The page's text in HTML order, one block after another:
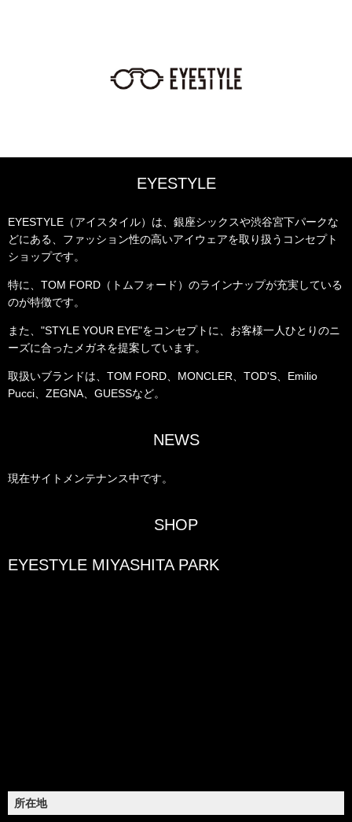
EYESTYLE
EYESTYLE（アイスタイル）は、銀座シックスや渋谷宮下パークな
どにある、ファッション性の高いアイウェアを取り扱うコンセプト
ショップです。
特に、TOM FORD（トムフォード）のラインナップが充実している
のが特徴です。
また、"STYLE YOUR EYE"をコンセプトに、お客様一人ひとりのニ
ーズに合ったメガネを提案しています。
取扱いブランドは、TOM FORD、MONCLER、TOD'S、Emilio
Pucci、ZEGNA、GUESSなど。
NEWS
現在サイトメンテナンス中です。
SHOP
EYESTYLE MIYASHITA PARK
所在地